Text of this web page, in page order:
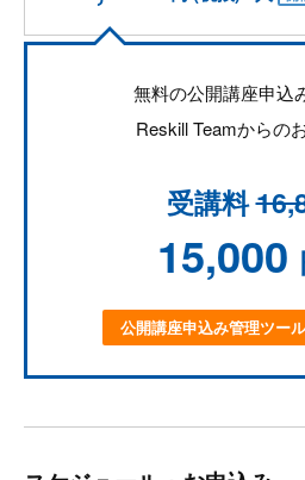
無料の公開講座申込
Reskill Teamからの
受講料
15,000
公開講座申込み管理ツー